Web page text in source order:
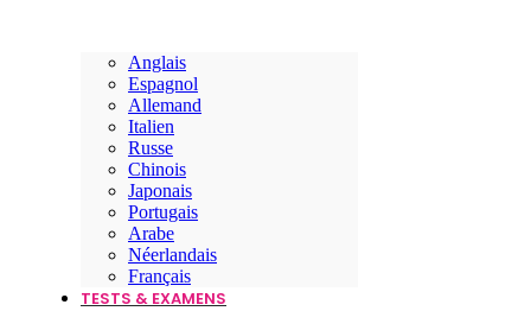
Anglais
Espagnol
Allemand
Italien
Russe
Chinois
Japonais
Portugais
Arabe
Néerlandais
Français
TESTS & EXAMENS